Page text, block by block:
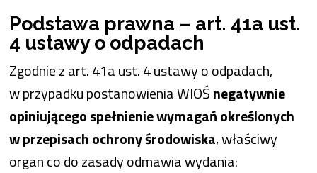
Podstawa prawna – art. 41a ust.
4 ustawy o odpadach
Zgodnie z art. 41a ust. 4 ustawy o odpadach,
w przypadku postanowienia WIOŚnegatywnie
opiniującego spełnienie wymagań określonych
w przepisach ochrony środowiska, właściwy
organ co do zasady odmawia wydania: